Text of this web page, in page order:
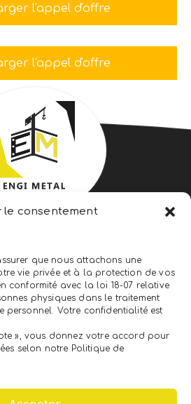
le consentement
que nous attachons une
vie privée et à la protection de vos
conformité avec la loi 18-07 relative
physiques dans le traitement
personnel. Votre confidentialité est
», vous donnez votre accord pour
selon notre Politique de
l'appel d'offre
l'appel d'offre
ENGINEERING &
CLÉS EN MAIN